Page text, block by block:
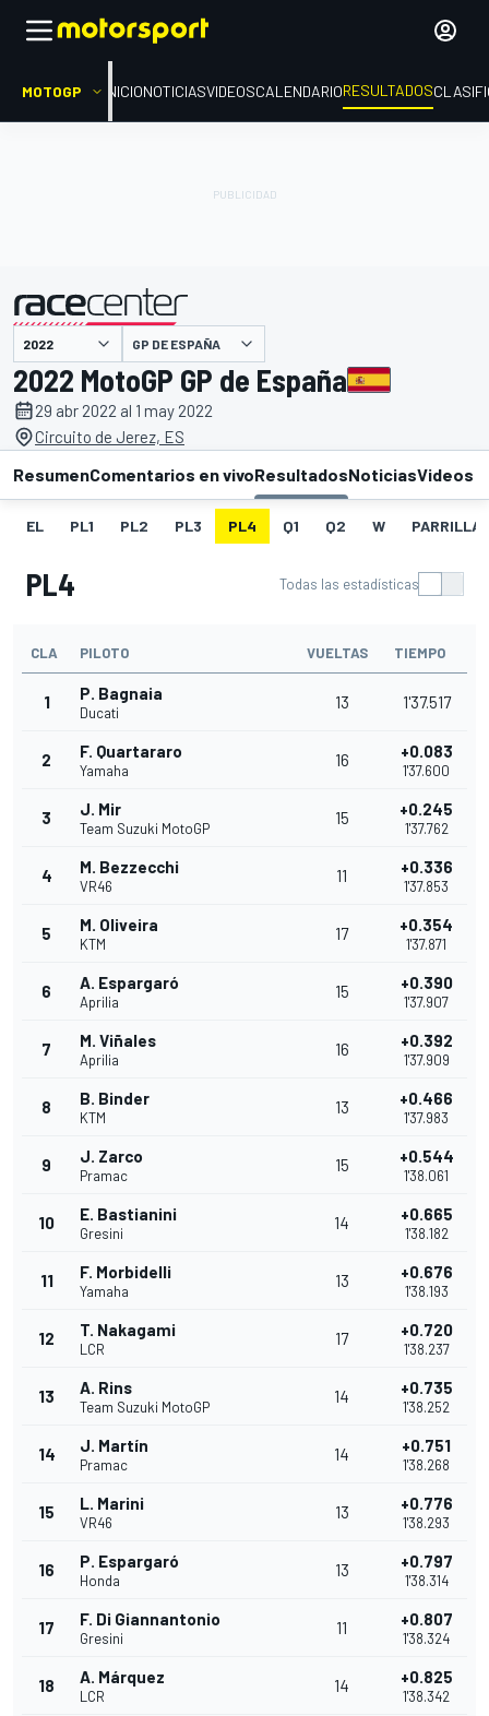
MOTOGP INICIONOTICIASVIDEOSCALENDARIORESULTADOS
presentado por GP DE ESPAÑA
2022 MotoGP GP de España
29 abr 2022 al 1 may 2022
Circuito de Jerez, ES
ResumenComentarios en vivoResultadosNoticiasVideos
EL PL1 PL2 PL3 PL4 Q1 Q2 W PARRILLA
PL4 Todas las estadísticas
CLA PILOTO VUELTAS TIEMPO
1 P. Bagnaia
Ducati
13 1'37.517
2 F. Quartararo
Yamaha
16 +0.083
1'37.600
3 J. Mir
Team Suzuki MotoGP
15 +0.245
1'37.762
4 M. Bezzecchi
VR46
11 +0.336
1'37.853
5 M. Oliveira
KTM
17 +0.354
1'37.871
6 A. Espargaró
Aprilia
15 +0.390
1'37.907
7 M. Viñales
Aprilia
16 +0.392
1'37.909
8 B. Binder
KTM
13 +0.466
1'37.983
9 J. Zarco
Pramac
15 +0.544
1'38.061
10 E. Bastianini
Gresini
14 +0.665
1'38.182
11 F. Morbidelli
Yamaha
13 +0.676
1'38.193
12 T. Nakagami
LCR
17 +0.720
1'38.237
13 A. Rins
Team Suzuki MotoGP
14 +0.735
1'38.252
14 J. Martín
Pramac
14 +0.751
1'38.268
15 L. Marini
VR46
13 +0.776
1'38.293
16 P. Espargaró
Honda
13 +0.797
1'38.314
17 F. Di Giannantonio
Gresini
11 +0.807
1'38.324
18 A. Márquez
LCR
14 +0.825
1'38.342